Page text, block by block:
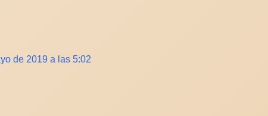
de 2019 a las 5:02